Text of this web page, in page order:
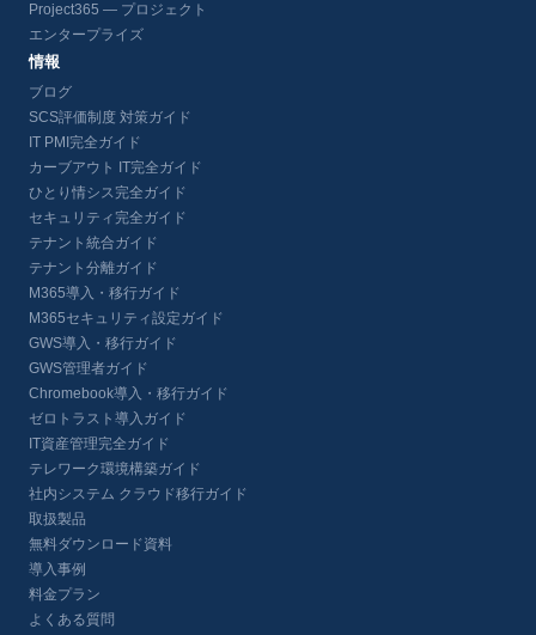
Project365 — プロジェクト
エンタープライズ
情報
ブログ
SCS評価制度 対策ガイド
IT PMI完全ガイド
カーブアウト IT完全ガイド
ひとり情シス完全ガイド
セキュリティ完全ガイド
テナント統合ガイド
テナント分離ガイド
M365導入・移行ガイド
M365セキュリティ設定ガイド
GWS導入・移行ガイド
GWS管理者ガイド
Chromebook導入・移行ガイド
ゼロトラスト導入ガイド
IT資産管理完全ガイド
テレワーク環境構築ガイド
社内システム クラウド移行ガイド
取扱製品
無料ダウンロード資料
導入事例
料金プラン
よくある質問